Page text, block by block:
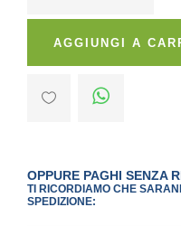
AGGIUNGI A
OPPURE PAGHI SENZA
TI RICORDIAMO CHE
SPEDIZIONE: